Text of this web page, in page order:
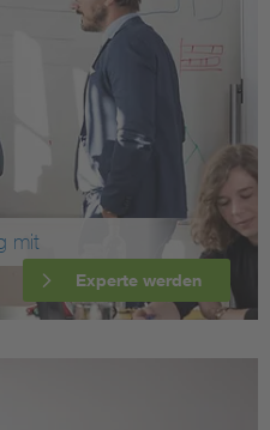
mit
Experte werden